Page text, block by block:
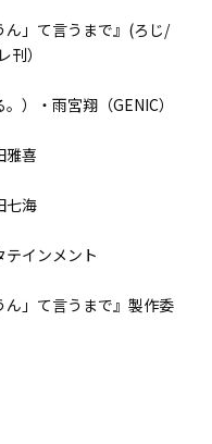
ん」て言うまで』(ろじ/
）
）・雨宮翔（GENIC）
雅喜
七海
インメント
」て言うまで』製作委